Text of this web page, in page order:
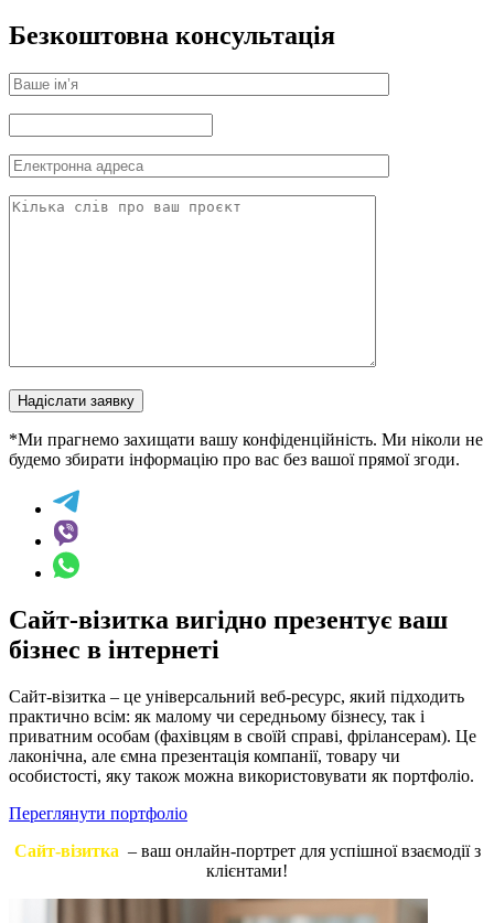
Безкоштовна консультація
Надіслати заявку
*Ми прагнемо захищати вашу конфіденційність. Ми ніколи не
будемо збирати інформацію про вас без вашої прямої згоди.
Сайт-візитка вигідно презентує ваш
бізнес в інтернеті
Сайт-візитка – це універсальний веб-ресурс, який підходить
практично всім: як малому чи середньому бізнесу, так і
приватним особам (фахівцям в своїй справі, фрілансерам). Це
лаконічна, але ємна презентація компанії, товару чи
особистості, яку також можна використовувати як портфоліо.
Переглянути портфоліо
Сайт-візитка – ваш онлайн-портрет для успішної взаємодії з
клієнтами!